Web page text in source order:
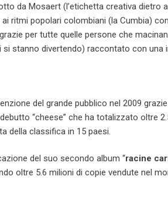
da Mosaert (l’etichetta creativa dietro
ritmi popolari colombiani (la Cumbia)
per tutte quelle persone che
stanno divertendo) raccontato con una
del grande pubblico nel 2009
“cheese” che ha totalizzato oltre
della classifica in 15 paesi.
del suo secondo album “racine
oltre 5.6 milioni di copie vendute nel